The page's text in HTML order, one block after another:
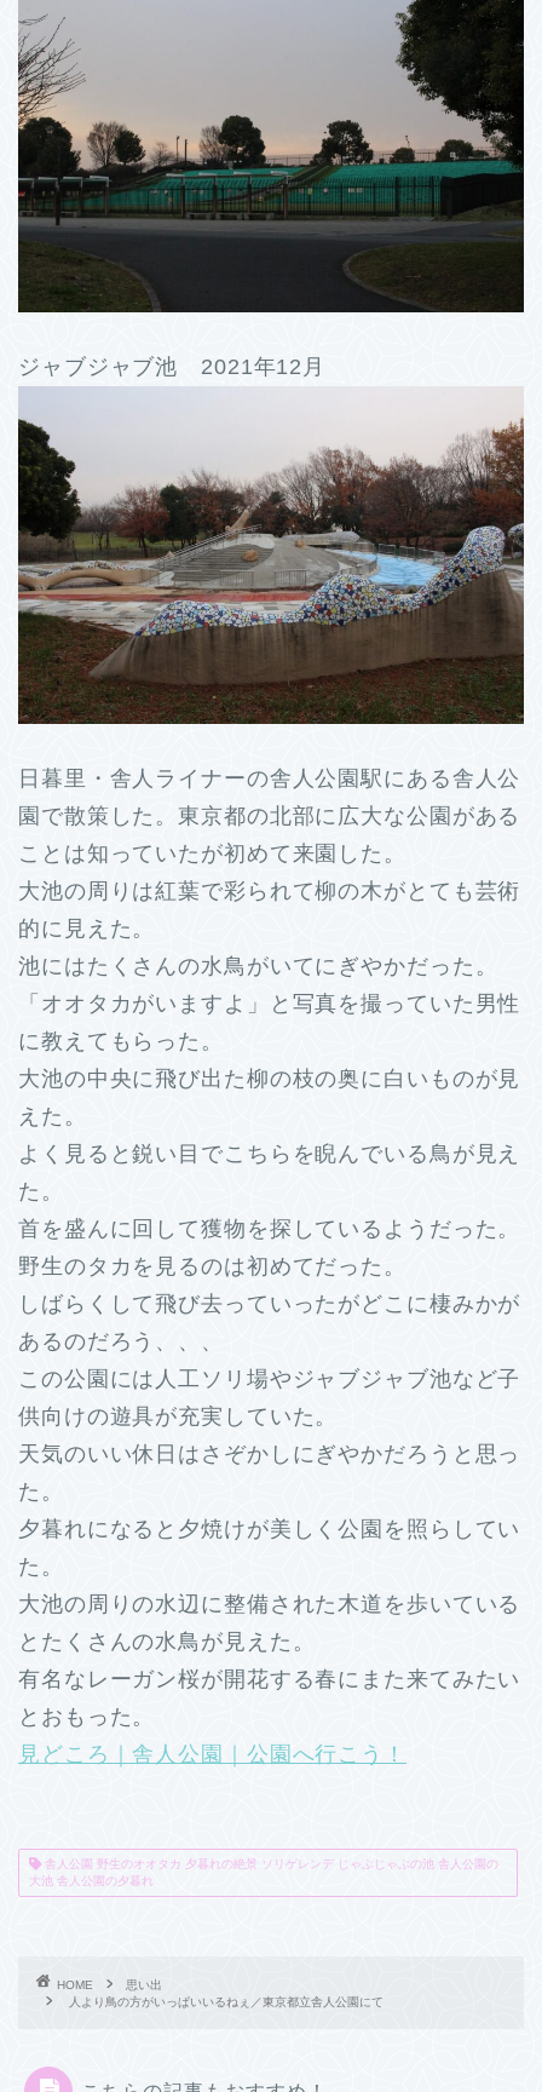
ジャブジャブ池 2021年12月
日暮里・舎人ライナーの舎人公園駅にある舎人公
園で散策した。東京都の北部に広大な公園がある
ことは知っていたが初めて来園した。
大池の周りは紅葉で彩られて柳の木がとても芸術
的に見えた。
池にはたくさんの水鳥がいてにぎやかだった。
「オオタカがいますよ」と写真を撮っていた男性
に教えてもらった。
大池の中央に飛び出た柳の枝の奥に白いものが見
えた。
よく見ると鋭い目でこちらを睨んでいる鳥が見え
た。
首を盛んに回して獲物を探しているようだった。
野生のタカを見るのは初めてだった。
しばらくして飛び去っていったがどこに棲みかが
あるのだろう、、、
この公園には人工ソリ場やジャブジャブ池など子
供向けの遊具が充実していた。
天気のいい休日はさぞかしにぎやかだろうと思っ
た。
夕暮れになると夕焼けが美しく公園を照らしてい
た。
大池の周りの水辺に整備された木道を歩いている
とたくさんの水鳥が見えた。
有名なレーガン桜が開花する春にまた来てみたい
とおもった。
見どころ｜舎人公園｜公園へ行こう！
舎人公園 野生のオオタカ 夕暮れの絶景 ソリゲレンデ じゃぶじゃぶの池 舎人公園の
大池 舎人公園の夕暮れ
HOME
思い出
人より鳥の方がいっぱいいるねぇ／東京都立舎人公園にて